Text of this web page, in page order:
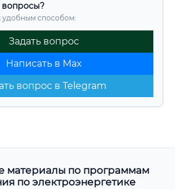
вопросы?
удобным способом:
Задать вопрос
Написать в Max
вопрос в Telegram
материалы по программам
по электроэнергетике